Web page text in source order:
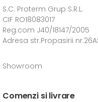
S.C. Proterm Grup S.R.L.
CIF RO18083017
Reg.com J40/18147/2005
Adresa str.Propasirii
Showroom
Comenzi si livrare